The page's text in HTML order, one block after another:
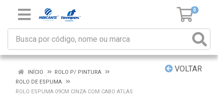
0
VOLTAR
INÍCIO
ROLO P/ PINTURA
ROLO DE ESPUMA
ROLO ESPUMA 09CM CINZA COM CABO ATLAS